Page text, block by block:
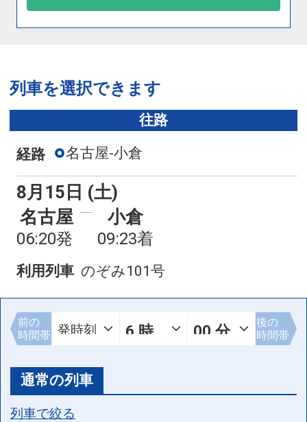
列車を選択できます
往路
経路 名古屋-小倉
8月15日 (土)
名古屋
06:20発
小倉
09:23着
利用列車 のぞみ101号
前の
時間帯
後の
時間帯
通常の列車
列車で絞る